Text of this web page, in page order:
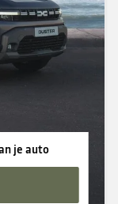
je auto